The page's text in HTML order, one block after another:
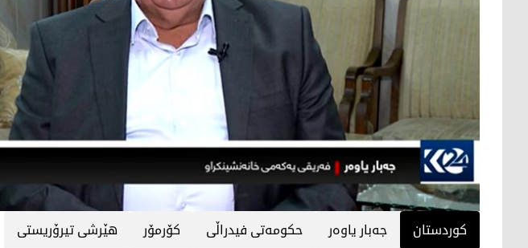
کوردستان جه‌بار یاوه‌ر حكومه‌تی فیدراڵی كۆرمۆر هێرشی تیرۆریستی